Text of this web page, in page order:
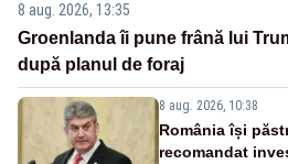
8 aug. 2026, 13:35
Groenlanda îi pune frână lui
după planul de foraj
8 aug. 2026, 10:38
România își
recomandat